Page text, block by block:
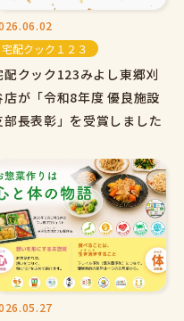
宅配クック１２３
配クック123みよし東郷刈
店が「令和8年度 優良施設
部長表彰」を受賞しました